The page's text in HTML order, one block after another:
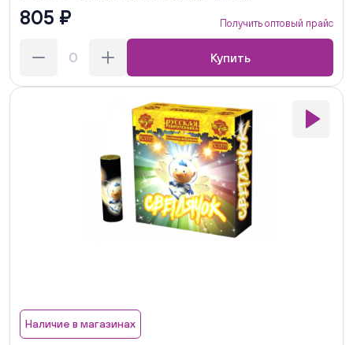
805 ₽ Получить оптовый прайс
Купить
Наличие в магазинах